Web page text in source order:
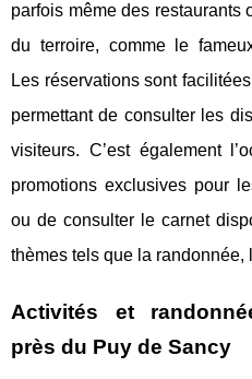
parfois même des restaurants
du terroire, comme le
Les réservations sont
permettant de consulter les
visiteurs. C’est également
promotions exclusives pour
ou de consulter le carnet
thèmes tels que la randonnée,
Activités et
près du Puy de Sancy